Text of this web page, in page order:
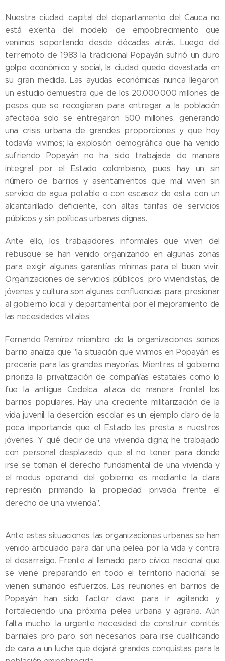
Nuestra ciudad, capital del departamento del Cauca no
está exenta del modelo de empobrecimiento que
venimos soportando desde décadas atrás. Luego del
terremoto de 1983 la tradicional Popayán sufrió un duro
golpe económico y social, la ciudad quedo devastada en
su gran medida. Las ayudas económicas nunca llegaron:
un estudio demuestra que de los 20.000.000 millones de
pesos que se recogieran para entregar a la población
afectada solo se entregaron 500 millones, generando
una crisis urbana de grandes proporciones y que hoy
todavía vivimos; la explosión demográfica que ha venido
sufriendo Popayán no ha sido trabajada de manera
integral por el Estado colombiano, pues hay un sin
número de barrios y asentamientos que mal viven sin
servicio de agua potable o con escasez de esta, con un
alcantarillado deficiente, con altas tarifas de servicios
públicos y sin políticas urbanas dignas.
Ante ello, los trabajadores informales que viven del
rebusque se han venido organizando en algunas zonas
para exigir algunas garantías mínimas para el buen vivir.
Organizaciones de servicios públicos, pro viviendistas, de
jóvenes y cultura son algunas confluencias para presionar
al gobierno local y departamental por el mejoramiento de
las necesidades vitales.
Fernando Ramírez miembro de la organizaciones somos
barrio analiza que "la situación que vivimos en Popayán es
precaria para las grandes mayorías. Mientras el gobierno
prioriza la privatización de compañías estatales como lo
fue la antigua Cedelca, ataca de manera frontal los
barrios populares. Hay una creciente militarización de la
vida juvenil, la deserción escolar es un ejemplo claro de la
poca importancia que el Estado les presta a nuestros
jóvenes. Y qué decir de una vivienda digna; he trabajado
con personal desplazado, que al no tener para donde
irse se toman el derecho fundamental de una vivienda y
el modus operandi del gobierno es mediante la clara
represión primando la propiedad privada frente el
derecho de una vivienda".
Ante estas situaciones, las organizaciones urbanas se han
venido articulado para dar una pelea por la vida y contra
el desarraigo. Frente al llamado paro cívico nacional que
se viene preparando en todo el territorio nacional, se
vienen sumando esfuerzos. Las reuniones en barrios de
Popayán han sido factor clave para ir agitando y
fortaleciendo una próxima pelea urbana y agraria. Aún
falta mucho; la urgente necesidad de construir comités
barriales pro paro, son necesarios para irse cualificando
de cara a un lucha que dejará grandes conquistas para la